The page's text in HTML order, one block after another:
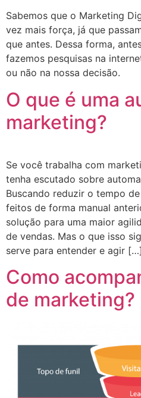
Sabemos que o Marketing
vez mais força, já que
que antes. Dessa forma,
fazemos pesquisas na
ou não na nossa decisão.
O que é uma
marketing?
Se você trabalha com
tenha escutado sobre
Buscando reduzir o tempo
feitos de forma manual
solução para uma maior
de vendas. Mas o que isso
serve para entender e agir […]
Como
de marketing?